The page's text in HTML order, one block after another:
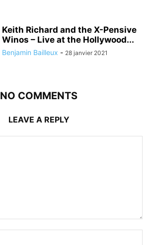
Keith Richard and the X-Pensive
Winos – Live at the Hollywood...
Benjamin Bailleux - 28 janvier 2021
NO COMMENTS
LEAVE A REPLY